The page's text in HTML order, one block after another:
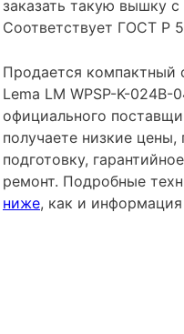
заказать такую вышку
Соответствует ГОСТ Р
Продается
Lema LM WPSP-K-024B-
официального
получаете низкие
подготовку,
ремонт. Подробные
ниже, как и